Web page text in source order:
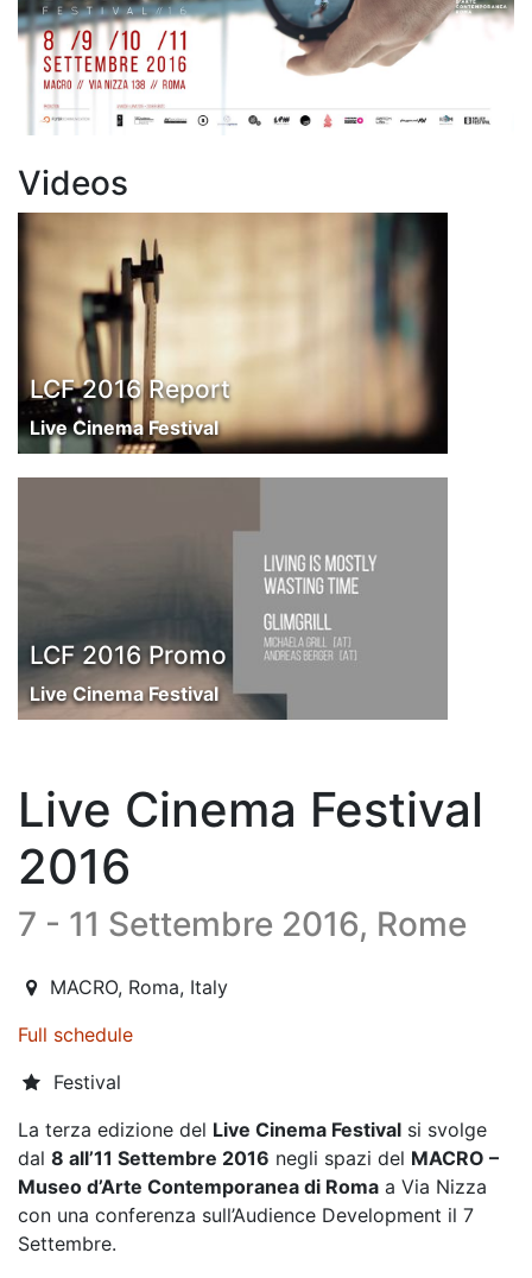
Videos
LCF 2016 Report
Live Cinema Festival
LCF 2016 Promo
Live Cinema Festival
Live Cinema Festival
2016
7 - 11 Settembre 2016, Rome
2016-09-07T14:00:00.000Z
MACRO, Roma, Italy
Full schedule
Festival
La terza edizione del Live Cinema Festival si svolge
dal 8 all’11 Settembre 2016 negli spazi del MACRO –
Museo d’Arte Contemporanea di Roma a Via Nizza
con una conferenza sull’Audience Development il 7
Settembre.